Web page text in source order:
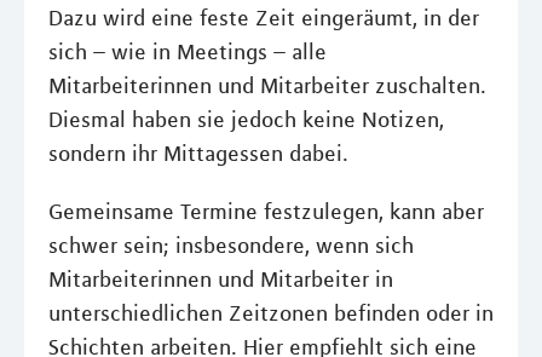
Dazu wird eine feste Zeit eingeräumt, in der
sich – wie in Meetings – alle
Mitarbeiterinnen und Mitarbeiter zuschalten.
Diesmal haben sie jedoch keine Notizen,
sondern ihr Mittagessen dabei.
Gemeinsame Termine festzulegen, kann aber
schwer sein; insbesondere, wenn sich
Mitarbeiterinnen und Mitarbeiter in
unterschiedlichen Zeitzonen befinden oder in
Schichten arbeiten. Hier empfiehlt sich eine